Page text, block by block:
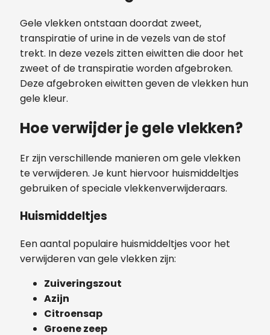
Gele vlekken ontstaan doordat zweet,
transpiratie of urine in de vezels van de stof
trekt. In deze vezels zitten eiwitten die door het
zweet of de transpiratie worden afgebroken.
Deze afgebroken eiwitten geven de vlekken hun
gele kleur.
Hoe verwijder je gele vlekken?
Er zijn verschillende manieren om gele vlekken
te verwijderen. Je kunt hiervoor huismiddeltjes
gebruiken of speciale vlekkenverwijderaars.
Huismiddeltjes
Een aantal populaire huismiddeltjes voor het
verwijderen van gele vlekken zijn:
Zuiveringszout
Azijn
Citroensap
Groene zeep